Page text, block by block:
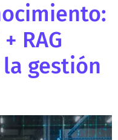
RAG
gestión